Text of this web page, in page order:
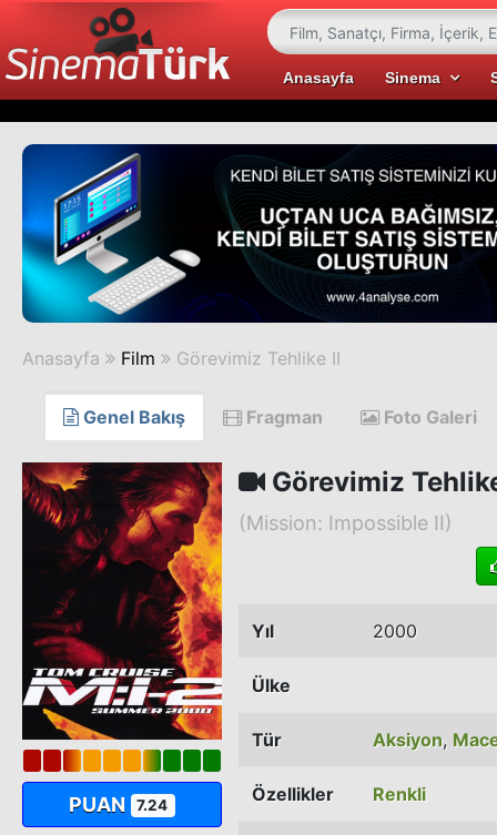
Anasayfa Sinema
Anasayfa Film Görevimiz Tehlike II
Genel Bakış Fragman Foto Galeri
PUAN 7.24
Görevimiz
(Mission: Impossible II)
Yıl 2000
Ülke
Tür Aksiyon,
Özellikler Renkli